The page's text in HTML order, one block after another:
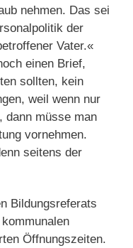
nehmen. Das sei
der
Vater.«
einen Brief,
sollten, kein
weil wenn nur
dann müsse man
vornehmen.
seitens der
Bildungsreferats
Öffnungszeiten.